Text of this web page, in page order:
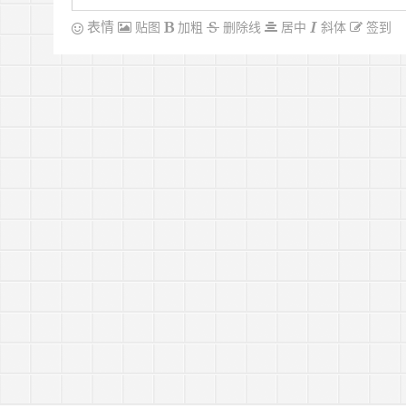
表情 贴图 加粗 删除线 居中 斜体 签到